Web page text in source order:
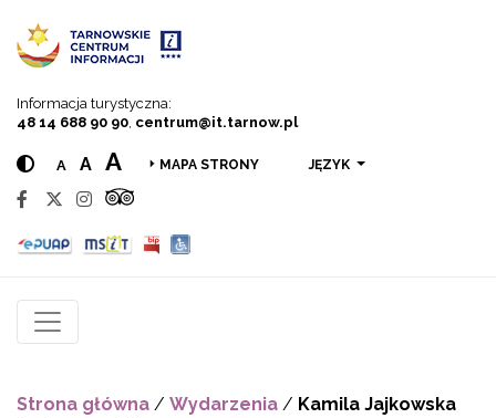
Informacja turystyczna:
48 14 688 90 90 centrum@it.tarnow.pl
A A A MAPA STRONY JĘZYK
Strona główna / Wydarzenia / Kamila Jajkowska